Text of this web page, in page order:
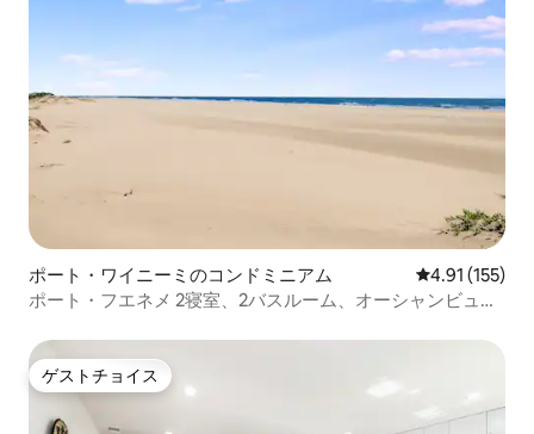
ポート・ワイニーミのコンドミニアム レビュー155
4.91 (155)
ポート・フエネメ 2寝室、2バスルーム、オーシャンビュ
ゲストチョイス
ゲストチョイス